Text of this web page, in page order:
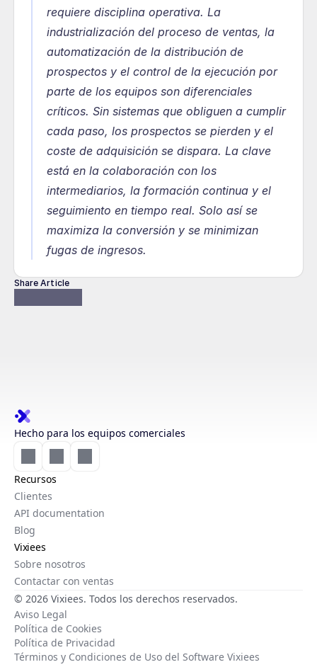
requiere disciplina operativa. La
industrialización del proceso de ventas, la
automatización de la distribución de
prospectos y el control de la ejecución por
parte de los equipos son diferenciales
críticos. Sin sistemas que obliguen a cumplir
cada paso, los prospectos se pierden y el
coste de adquisición se dispara. La clave
está en la colaboración con los
intermediarios, la formación continua y el
seguimiento en tiempo real. Solo así se
maximiza la conversión y se minimizan
fugas de ingresos.
Share Article
Hecho para los equipos comerciales
Recursos
Clientes
API documentation
Blog
Vixiees
Sobre nosotros
Contactar con ventas
© 2026 Vixiees. Todos los derechos reservados.
Aviso Legal
Política de Cookies
Política de Privacidad
Términos y Condiciones de Uso del Software Vixiees